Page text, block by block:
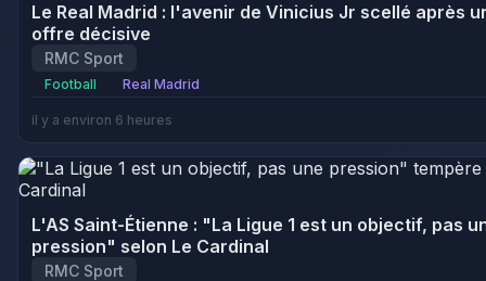
Le Real Madrid : l'avenir de Vinicius Jr scellé après
offre décisive
RMC Sport
Football Real Madrid
il y a environ 6 heures
L'AS Saint-Étienne : "La Ligue 1 est un objectif, pas
pression" selon Le Cardinal
RMC Sport